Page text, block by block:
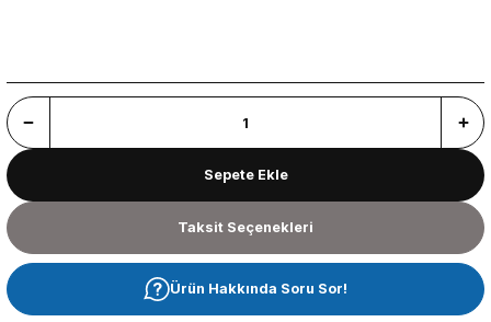
Sepete Ekle
Taksit Seçenekleri
Ürün Hakkında Soru Sor!